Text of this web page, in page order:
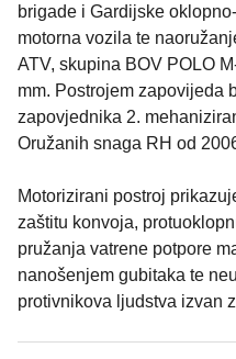
brigade i Gardijske
motorna vozila te
ATV, skupina BOV POLO
mm. Postrojem zapovijeda
zapovjednika 2.
Oružanih snaga RH od
Motorizirani postroj
zaštitu konvoja,
pružanja vatrene potpore
nanošenjem gubitaka te
protivnikova ljudstva izvan